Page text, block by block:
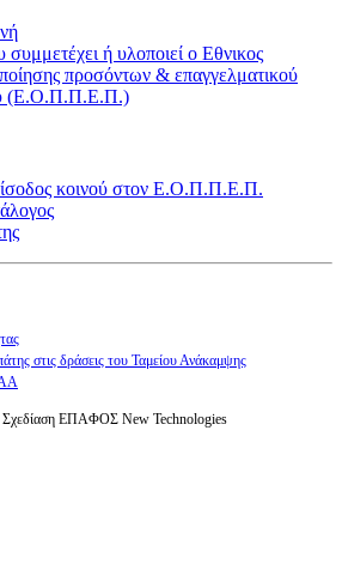
ή υλοποιεί ο Εθνικος
προσόντων & επαγγελματικού
(Ε.Ο.Π.Π.Ε.Π.)
κοινού στον Ε.Ο.Π.Π.Ε.Π.
στις δράσεις του Ταμείου Ανάκαμψης
ΕΠΑΦΟΣ New Technologies